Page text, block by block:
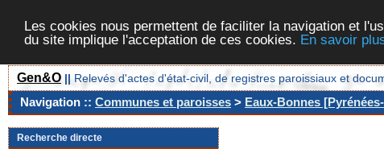
Les cookies nous permettent de faciliter la navigation et
du site implique l'acceptation de ces cookies. En savoir
Gen&O || Relevés d'actes d'état-civil, de registres paroissiaux et
Navigation :: Communes et paroisses > Eaux-Bonnes
Recherche directe